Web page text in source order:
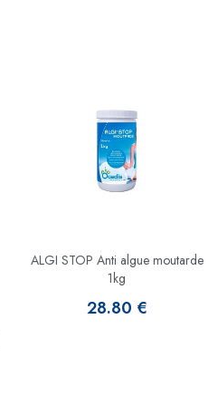
ALGI STOP Anti algue moutarde
1kg
28.80 €